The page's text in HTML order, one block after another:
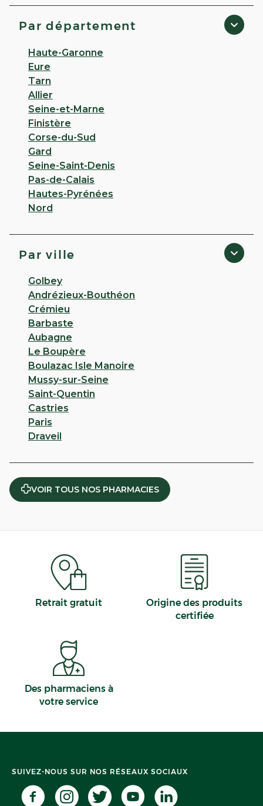
Par département
Haute-Garonne
Eure
Tarn
Allier
Seine-et-Marne
Finistère
Corse-du-Sud
Gard
Seine-Saint-Denis
Pas-de-Calais
Hautes-Pyrénées
Nord
Par ville
Golbey
Andrézieux-Bouthéon
Crémieu
Barbaste
Aubagne
Le Boupère
Boulazac Isle Manoire
Mussy-sur-Seine
Saint-Quentin
Castries
Paris
Draveil
VOIR TOUS NOS PHARMACIES
Retrait gratuit
Origine des produits
certifiée
Des pharmaciens à
votre service
SUIVEZ-NOUS SUR NOS RÉSEAUX SOCIAUX